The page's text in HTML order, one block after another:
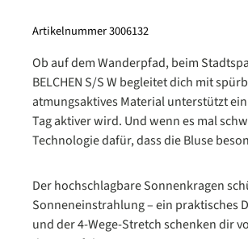
Artikelnummer3006132
Ob auf dem Wanderpfad, beim
BELCHEN S/S W begleitet dich mit
atmungsaktives Material unterstützt
Tag aktiver wird. Und wenn es mal
Technologie dafür, dass die Bluse
Der hochschlagbare Sonnenkragen
Sonneneinstrahlung – ein praktisches
und der 4-Wege-Stretch schenken dir